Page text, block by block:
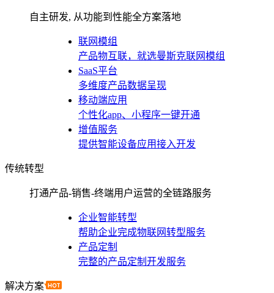
自主研发, 从功能到性能全方案落地
联网模组
产品物互联，就选曼斯克联网模组
SaaS平台
多维度产品数据呈现
移动端应用
个性化app、小程序一键开通
增值服务
提供智能设备应用接入开发
传统转型
打通产品-销售-终端用户运营的全链路服务
企业智能转型
帮助企业完成物联网转型服务
产品定制
完整的产品定制开发服务
解决方案